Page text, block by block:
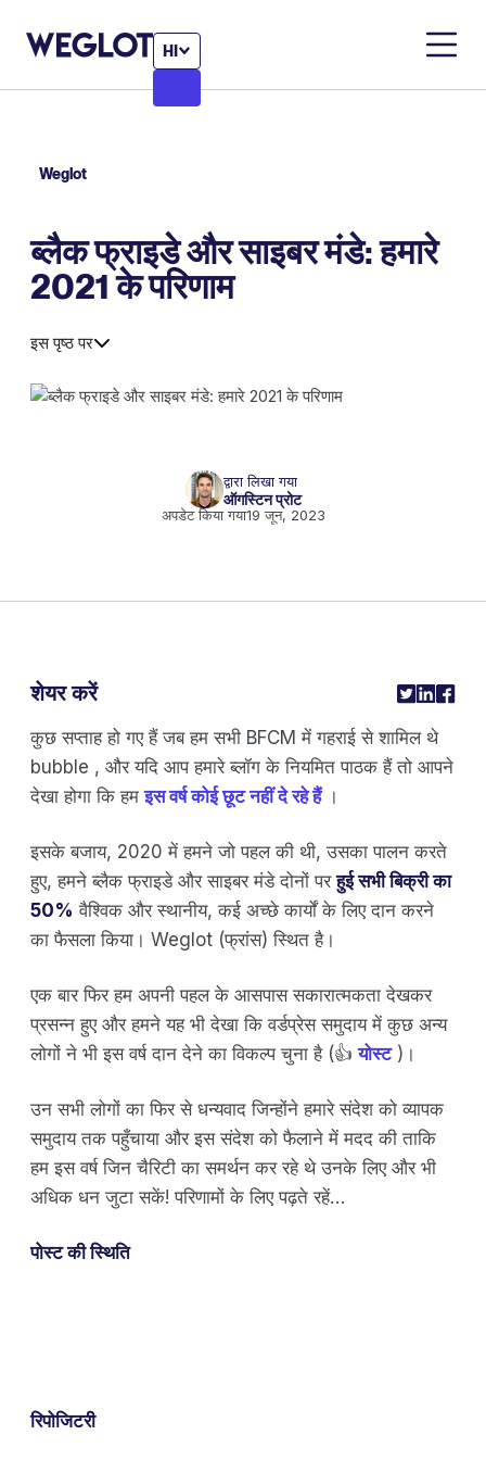
HI
Weglot
ब्लैक फ्राइडे और साइबर मंडे: हमारे
2021 के परिणाम
इस पृष्ठ पर
द्वारा लिखा गया
ऑगस्टिन प्रोट
अपडेट किया गया19 जून, 2023
कुछ सप्ताह हो गए हैं जब हम सभी BFCM में गहराई से शामिल थे
bubble , और यदि आप हमारे ब्लॉग के नियमित पाठक हैं तो आपने
देखा होगा कि हमइस वर्ष कोई छूट नहीं दे रहे हैं।
इसके बजाय, 2020 में हमने जो पहल की थी, उसका पालन करते
हुए, हमने ब्लैक फ्राइडे और साइबर मंडे दोनों परहुई सभी बिक्री का
50% वैश्विक और स्थानीय, कई अच्छे कार्यों के लिए दान करने
का फैसला किया। Weglot (फ्रांस) स्थित है।
एक बार फिर हम अपनी पहल के आसपास सकारात्मकता देखकर
प्रसन्न हुए और हमने यह भी देखा कि वर्डप्रेस समुदाय में कुछ अन्य
लोगों ने भी इस वर्ष दान देने का विकल्प चुना है (👍योस्ट)।
उन सभी लोगों का फिर से धन्यवाद जिन्होंने हमारे संदेश को व्यापक
समुदाय तक पहुँचाया और इस संदेश को फैलाने में मदद की ताकि
हम इस वर्ष जिन चैरिटी का समर्थन कर रहे थे उनके लिए और भी
अधिक धन जुटा सकें! परिणामों के लिए पढ़ते रहें…
पोस्ट की स्थिति
रिपोजिटरी
शेयर करें